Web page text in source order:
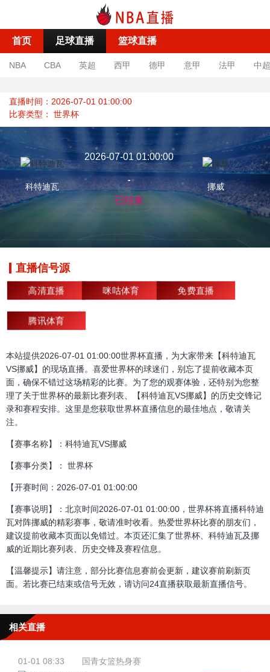
首页 足球直播 篮球直播
NBA CBA 英超 西甲 德甲 意甲 法甲 中超
直播时间：2026-07-01 01:00:00
比赛类型： 世界杯
科特迪瓦
2026-07-01 01:00:00
-
已结束
挪威
直播信号源
高清直播 咪咕体育 免费直播
腾讯体育
本站提供2026-07-01 01:00:00世界杯直播，为大家带来【科特迪瓦
VS挪威】的现场直播。喜爱世界杯的球迷们，别忘了提前收藏本页
面，确保不错过这场精彩的比赛。为了您的观赛体验，还特别为您整
理了关于世界杯的最新比赛列表、【科特迪瓦VS挪威】的历史交锋记
录和赛程安排。这里是您获取世界杯直播信息的最佳地点，敬请关
注。
【赛事名称】：科特迪瓦VS挪威
【赛事分类】： 世界杯
【开赛时间：2026-07-01 01:00:00
【赛事说明】：北京时间2026-07-01 01:00:00，世界杯将直播科特迪
瓦对阵挪威的精彩赛事，敬请准时收看。热爱世界杯比赛的朋友们，
建议提前收藏本页面以免错过。本页还汇集了世界杯、科特迪瓦及挪
威的近期比赛列表、历史交锋及赛程信息。
【温馨提示】请注意，部分比赛信息赛前会更新，建议赛前刷新页
面。若比赛已结束或信号无效，请访问24直播获取最新直播信号。
相关直播
01-01 08:33
国青女篮热身赛